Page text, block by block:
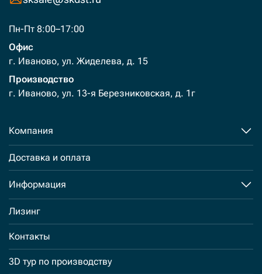
Пн-Пт 8:00–17:00
Офис
г. Иваново, ул. Жиделева, д. 15
Производство
г. Иваново, ул. 13-я Березниковская, д. 1г
Компания
Доставка и оплата
Информация
Лизинг
Контакты
3D тур по производству